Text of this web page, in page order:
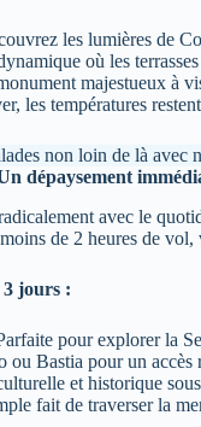
les lumières de
où les
majestueux à
les températures
non loin de là avec
dépaysement
avec le
de 2 heures de
jours :
pour explorer la
ou Bastia pour un accès
et historique
fait de traverser la